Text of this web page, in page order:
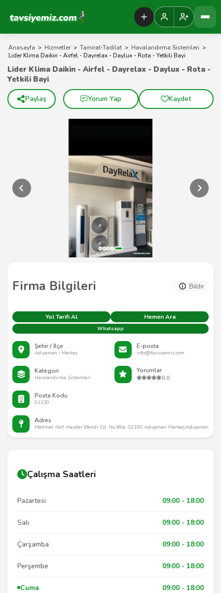
Tavsiyemiz Anasayfa
Anasayfa > Hizmetler > Tamirat-Tadilat > Havalandırma Sistemleri >
Lider Klima Daikin - Airfel - Dayrelax - Daylux - Rota - Yetkili Bayi
Firma Bilgileri Bildir
Yol Tarifi Al Hemen Ara
Whatsapp
Şehir / İlçe
Adıyaman / Merkez
E-posta
info@tavsiyemiz.com
Kategori
Havalandırma Sistemleri
Yorumlar
0.0
Posta Kodu
02230
Adres
Mehmet Akif, Haydar Efendi Cd. No:49/a, 02100 Adıyaman Merkez/Adıyaman
Lider Klima Daikin - Airfel - Dayrelax - Daylux - Rota -
Yetkili Bayi
Paylaş Yorum Yap Kaydet
Çalışma Saatleri
Pazartesi 09:00 - 18:00
Salı 09:00 - 18:00
Çarşamba 09:00 - 18:00
Perşembe 09:00 - 18:00
Cuma 09:00 - 18:00